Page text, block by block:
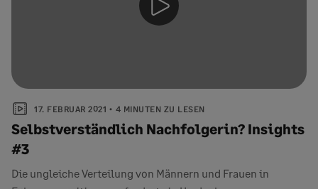
17. FEBRUAR 2021 4 MINUTEN ZU LESEN
Selbstverständlich Nachfolgerin? Insights
#3
Die ungleiche Verteilung von Männern und Frauen in